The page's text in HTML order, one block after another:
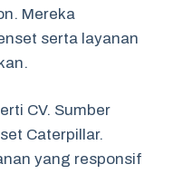
Mereka
serta layanan
CV. Sumber
Caterpillar.
yang responsif